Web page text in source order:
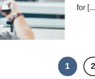
for
1 2